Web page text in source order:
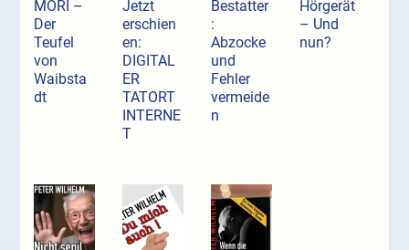
MORI –
Der
Teufel
von
Waibsta
dt
Jetzt
erschien
en:
DIGITAL
ER
TATORT
INTERNE
T
Bestatter
:
Abzocke
und
Fehler
vermeide
n
Hörgerät
– Und
nun?